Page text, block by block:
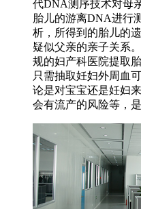
代DNA测序技术对母
胎儿的游离DNA进行
析，所得到的胎儿的
疑似父亲的亲子关系
规的妇产科医院提取
只需抽取妊妇外周血
论是对宝宝还是妊妇
会有流产的风险等，